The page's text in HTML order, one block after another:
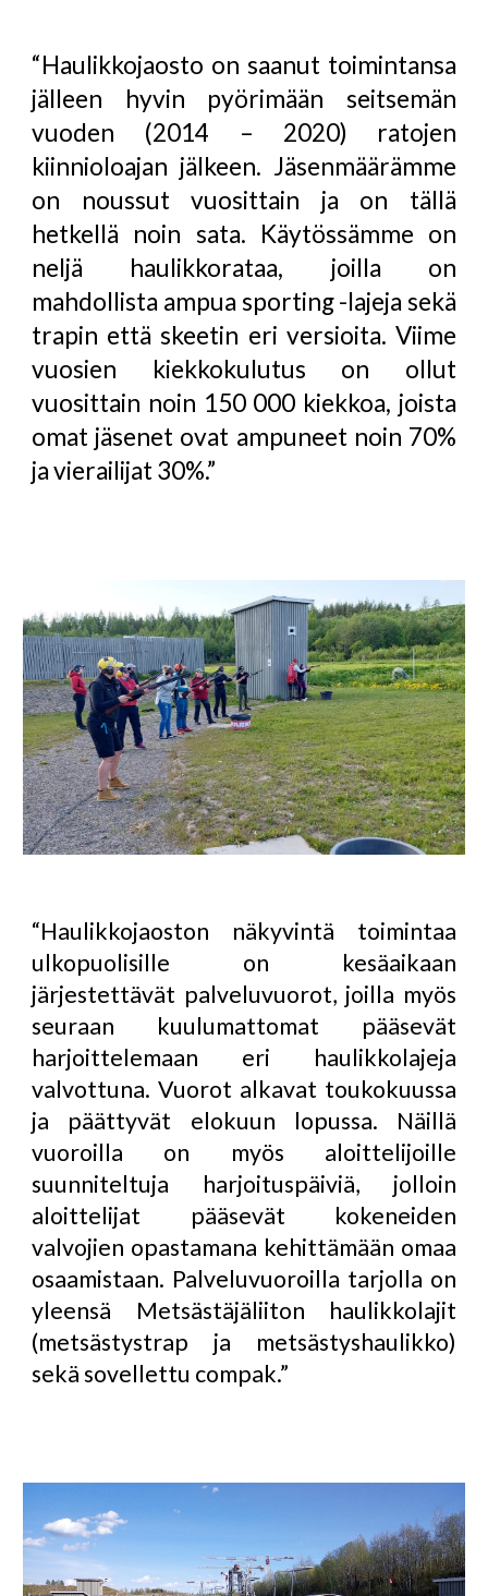
“Haulikkojaosto on saanut toimintansa
jälleen hyvin pyörimään seitsemän
vuoden (2014 – 2020) ratojen
kiinnioloajan jälkeen. Jäsenmäärämme
on noussut vuosittain ja on tällä
hetkellä noin sata. Käytössämme on
neljä haulikkorataa, joilla on
mahdollista ampua sporting -lajeja sekä
trapin että skeetin eri versioita. Viime
vuosien kiekkokulutus on ollut
vuosittain noin 150 000 kiekkoa, joista
omat jäsenet ovat ampuneet noin 70%
ja vierailijat 30%.”
“Haulikkojaoston näkyvintä toimintaa
ulkopuolisille on kesäaikaan
järjestettävät palveluvuorot, joilla myös
seuraan kuulumattomat pääsevät
harjoittelemaan eri haulikkolajeja
valvottuna. Vuorot alkavat toukokuussa
ja päättyvät elokuun lopussa. Näillä
vuoroilla on myös aloittelijoille
suunniteltuja harjoituspäiviä, jolloin
aloittelijat pääsevät kokeneiden
valvojien opastamana kehittämään omaa
osaamistaan. Palveluvuoroilla tarjolla on
yleensä Metsästäjäliiton haulikkolajit
(metsästystrap ja metsästyshaulikko)
sekä sovellettu compak.”